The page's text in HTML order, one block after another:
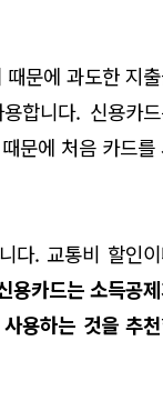
문에 과도한 지
합니다. 신용카
문에 처음 카드를
다. 교통비 할인
용카드는 소득공
용하는 것을 추천